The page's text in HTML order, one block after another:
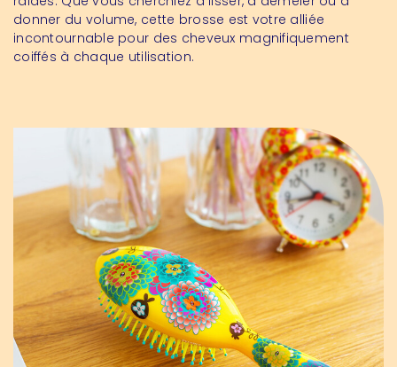
donner du volume, cette brosse est votre alliée
incontournable pour des cheveux magnifiquement
coiffés à chaque utilisation.